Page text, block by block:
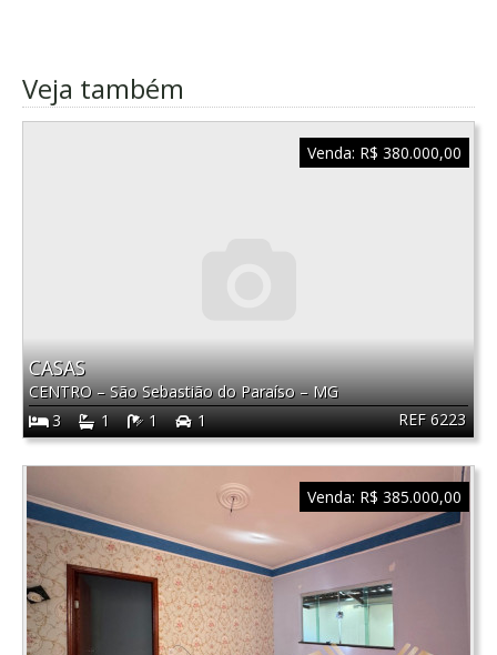
Veja também
REF 6223
CASAS
CENTRO–São Sebastião do Paraíso–MG
3
1 1 1
Venda: R$ 380.000,00
Venda: R$ 385.000,00